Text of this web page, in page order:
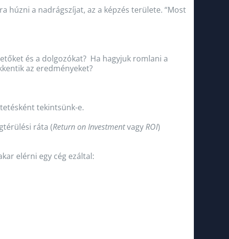
húzni a nadrágszíjat, az a képzés területe. “Most
és a dolgozókat? Ha hagyjuk romlani a
az eredményeket?
tekintsünk-e.
ráta (Return on InvestmentvagyROI)
elérni egy cég ezáltal: